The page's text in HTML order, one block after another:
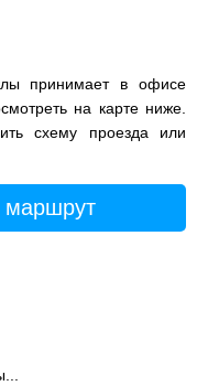
принимает в офисе
на карте ниже.
схему проезда или
маршрут